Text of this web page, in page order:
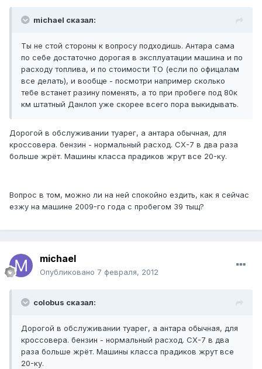
michael сказал:
Ты не стой стороны к вопросу подходишь. Антара сама
по себе достаточно дорогая в эксплуатации машина и по
расходу топлива, и по стоимости ТО (если по офицалам
все делать), и вообще - посмотри например сколько
тебе встанет разину поменять, а то при пробеге под 80к
км штатный Данлоп уже скорее всего пора выкидывать.
Дорогой в обслуживании туарег, а антара обычная, для
кроссовера. бензин - нормальный расход. СХ-7 в два раза
больше жрёт. Машины класса прадиков жрут все 20-ку.
Вопрос в том, можно ли на ней спокойно ездить, как я сейчас
езжу на машине 2009-го года с пробегом 39 тыщ?
michael
Опубликовано 7 февраля, 2012
colobus сказал:
Дорогой в обслуживании туарег, а антара обычная, для
кроссовера. бензин - нормальный расход. СХ-7 в два
раза больше жрёт. Машины класса прадиков жрут все
20-ку.